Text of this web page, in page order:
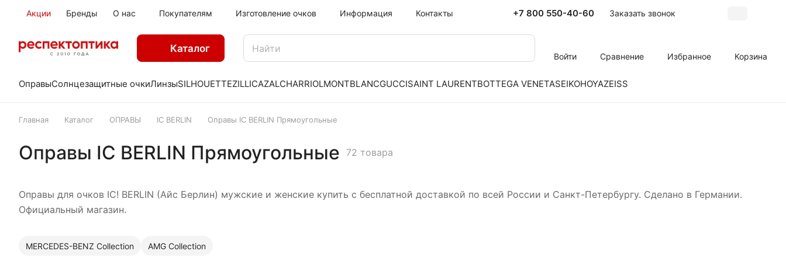
Акции Бренды О нас Покупателям Изготовление очков Информация Контакты +7 800 550-40-60 Заказать звонок
Каталог
Войти Сравнение Избранное Корзина
ОправыСолнцезащитные очкиЛинзыSILHOUETTEZILLICAZALCHARRIOLMONTBLANCGUCCISAINT LAURENTBOTTEGA VENETASEIKOHOYAZEISS
Главная Каталог ОПРАВЫ IC BERLIN Оправы IC BERLIN Прямоугольные
Оправы IC BERLIN Прямоугольные 72 товара
Оправы для очков IC! BERLIN (Айс Берлин) мужские и женские купить с бесплатной доставкой по всей России и Санкт-Петербургу. Сделано в Германии.
Официальный магазин.
MERCEDES-BENZ Collection AMG Collection